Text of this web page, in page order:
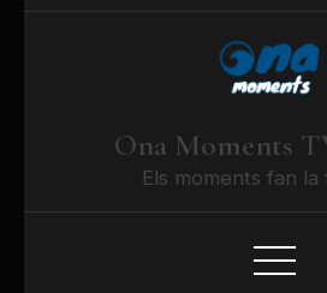
Ona Moments
Els moments fan la